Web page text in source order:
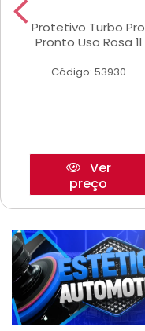
Protetivo Turbo Pro
Pronto Uso Rosa 1l
Código: 53930
Ver
preço